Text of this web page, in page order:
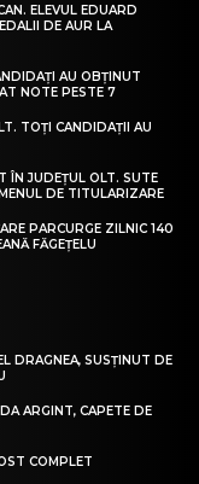
ELEVUL EDUARD
DE AUR LA
AU OBȚINUT
NOTE PESTE 7
TOȚI CANDIDAȚII AU
ÎN JUDEȚUL OLT. SUTE
DE TITULARIZARE
PARCURGE ZILNIC 140
FĂGEȚELU
DRAGNEA, SUSȚINUT DE
ARGINT, CAPETE DE
COMPLET